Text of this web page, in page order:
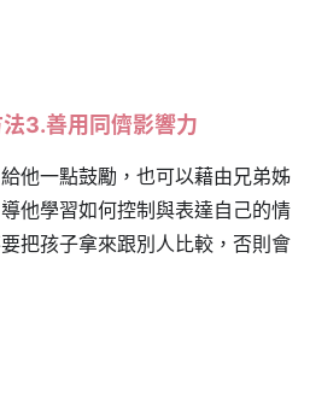
3.善用同儕影響力
他一點鼓勵，也可以藉由兄弟姊
他學習如何控制與表達自己的情
把孩子拿來跟別人比較，否則會